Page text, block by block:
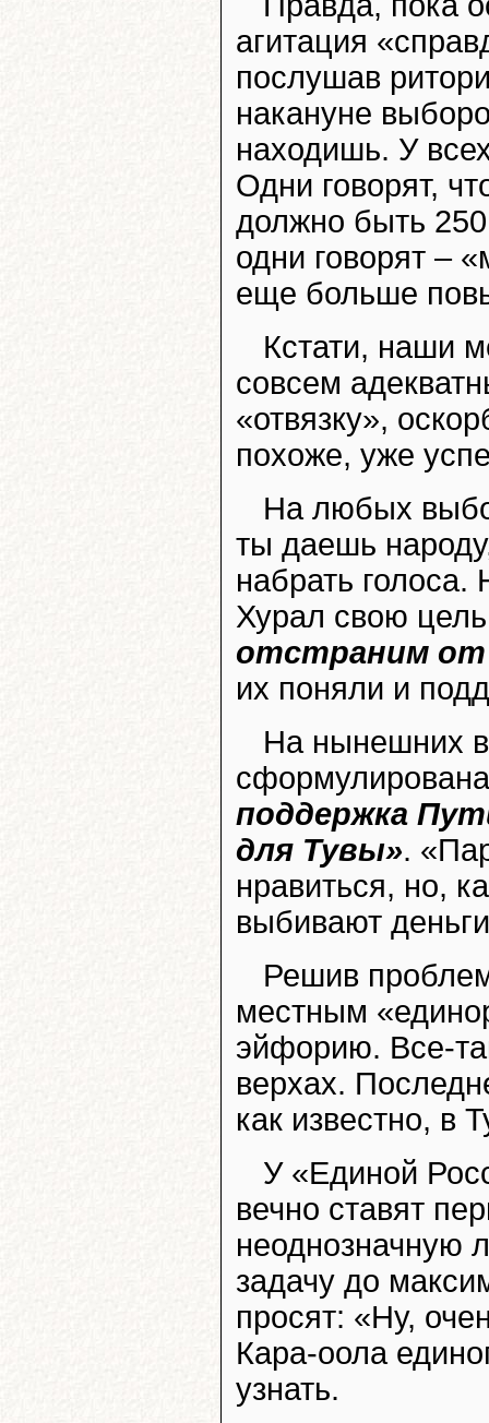
агитация
послушав
накануне
находишь. У
Одни говорят,
должно быть
одни говорят –
еще больше
Кстати, наши
совсем
«отвязку»,
похоже, уже
На любых
ты даешь
набрать
Хурал свою
отстраним от
их поняли и
На нынешних
поддержка
для Тувы».
нравиться, но,
выбивают
Решив
местным
эйфорию. Все-
верхах.
как известно, в
У «Единой
вечно ставят
неоднозначную
задачу до
просят: «Ну,
Кара-оола
узнать.